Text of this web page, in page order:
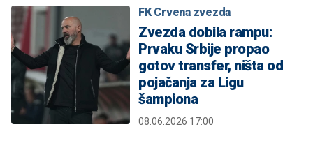
FK Crvena zvezda
Zvezda dobila rampu:
Prvaku Srbije propao
gotov transfer, ništa od
pojačanja za Ligu
šampiona
08.06.2026 17:00